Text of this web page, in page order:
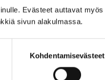
Evästeet auttavat myös
sivun alakulmassa.
Kohdentamisevästeet